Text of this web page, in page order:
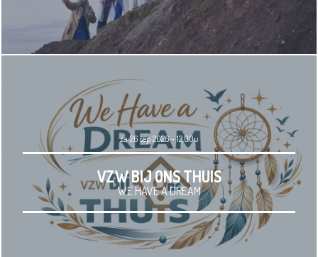
za 26 sep 2026 - 12.00u
VZW BIJ ONS THUIS
WE HAVE A DREAM